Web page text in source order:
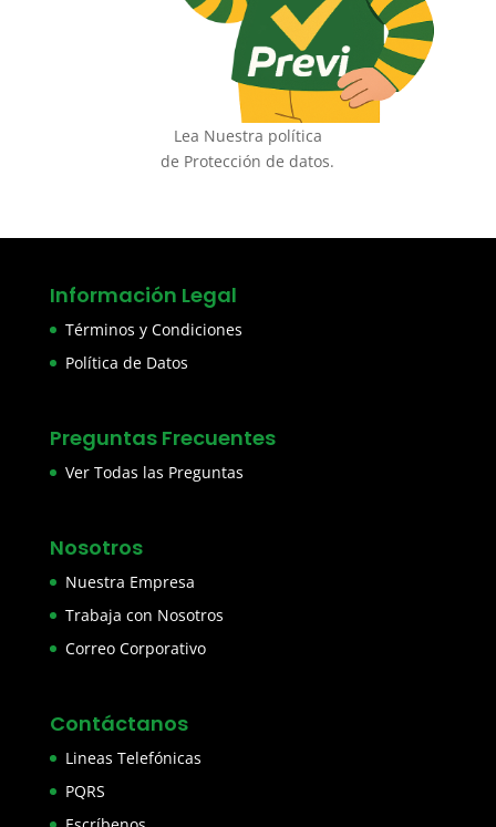
Lea Nuestra política
de Protección de datos.
Información Legal
Términos y Condiciones
Política de Datos
Preguntas Frecuentes
Ver Todas las Preguntas
Nosotros
Nuestra Empresa
Trabaja con Nosotros
Correo Corporativo
Contáctanos
Lineas Telefónicas
PQRS